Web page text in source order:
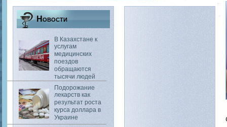
Новости
В Казахстане к
услугам
медицинских
поездов
обращаются
тысячи людей
Подорожание
лекарств как
результат роста
курса доллара в
Украине